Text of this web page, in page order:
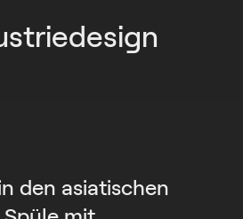
den asiatischen